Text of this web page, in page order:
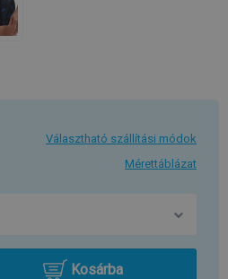
Választható szállítási módok
Mérettáblázat
Kosárba